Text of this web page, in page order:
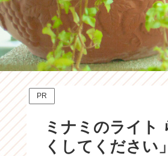
PR
ミナミのライト
くしてください」